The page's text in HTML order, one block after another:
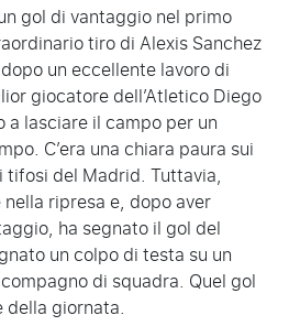
gol di vantaggio nel primo
tiro di Alexis Sanchez
un eccellente lavoro di
giocatore dell’Atletico Diego
lasciare il campo per un
C’era una chiara paura sui
del Madrid. Tuttavia,
ripresa e, dopo aver
ha segnato il gol del
un colpo di testa su un
di squadra. Quel gol
della giornata.